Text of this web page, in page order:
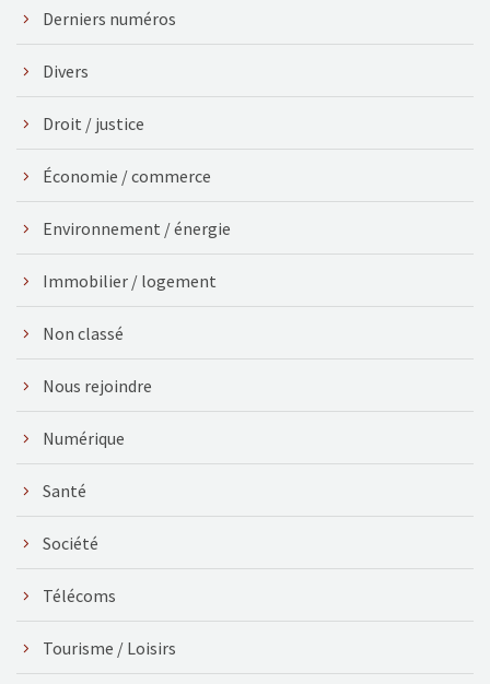
Derniers numéros
Divers
Droit / justice
Économie / commerce
Environnement / énergie
Immobilier / logement
Non classé
Nous rejoindre
Numérique
Santé
Société
Télécoms
Tourisme / Loisirs